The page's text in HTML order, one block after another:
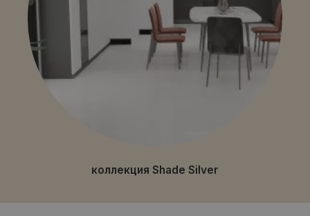
коллекция Shade Silver